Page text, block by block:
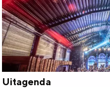
a
t
e
r
Uitagenda